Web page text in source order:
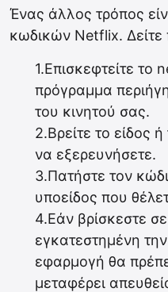
Ένας άλλος τρόπος
κωδικών Netflix.
1.Επισκεφτείτε
πρόγραμμα
του κινητού σας.
2.Βρείτε το είδος
να εξερευνήσετε.
3.Πατήστε τον
υποείδος που
4.Εάν βρίσκεστε
εγκατεστημένη
εφαρμογή θα
μεταφέρει